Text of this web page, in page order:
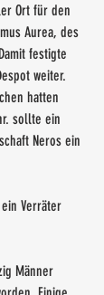
Ort für den
Aurea, des
festigte
weiter.
hatten
sollte ein
Neros ein
Verräter
Männer